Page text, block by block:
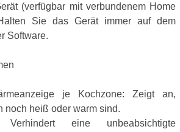
(verfügbar mit verbundenem Home
Sie das Gerät immer auf dem
Software.
je Kochzone: Zeigt an,
noch heiß oder warm sind.
Verhindert eine unbeabsichtigte